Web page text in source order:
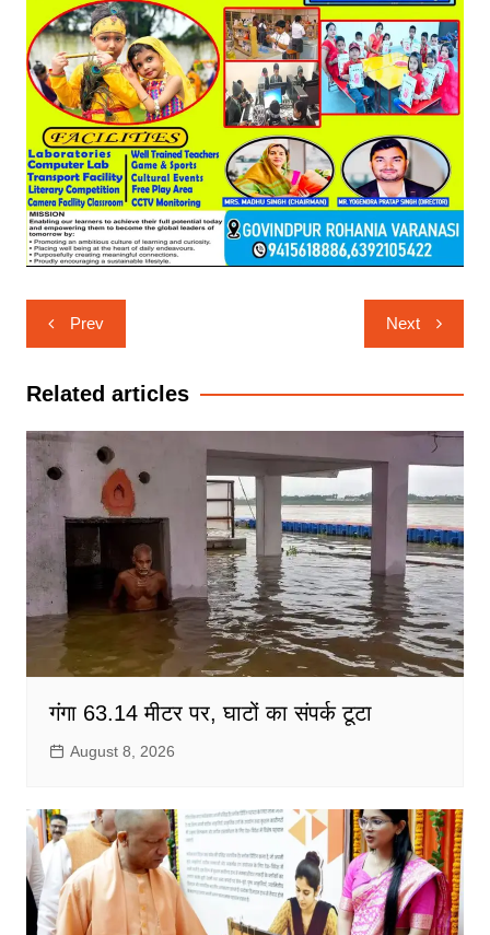
Post
navigation
Prev Next
Related articles
गंगा 63.14 मीटर पर, घाटों का संपर्क टूटा
August 8, 2026